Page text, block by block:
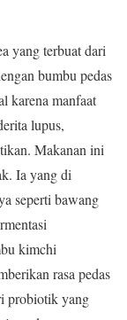
yang terbuat dari
bumbu pedas
karena manfaat
lupus,
Makanan ini
Ia yang di
seperti bawang
kimchi
rasa pedas
probiotik yang